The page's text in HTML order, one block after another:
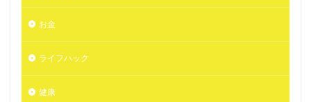
お金
ライフハック
健康